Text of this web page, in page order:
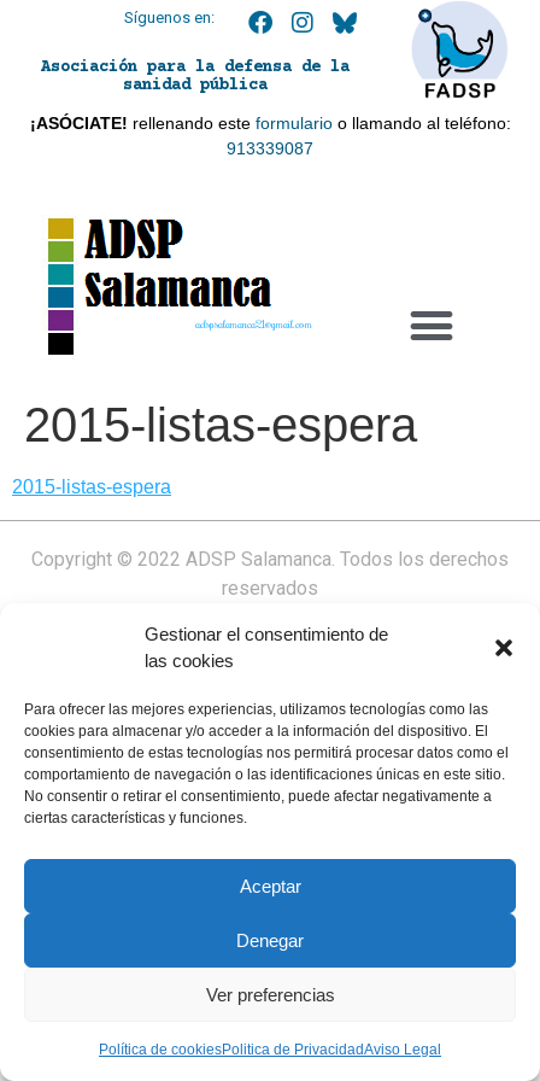
Gestionar el consentimiento de
las cookies
Para ofrecer las mejores experiencias, utilizamos tecnologías como las
cookies para almacenar y/o acceder a la información del dispositivo. El
consentimiento de estas tecnologías nos permitirá procesar datos como el
comportamiento de navegación o las identificaciones únicas en este sitio.
No consentir o retirar el consentimiento, puede afectar negativamente a
ciertas características y funciones.
Aceptar
Denegar
Ver preferencias
Política de cookiesPolitica de PrivacidadAviso Legal
Síguenos en:
Asociación para la defensa de la
sanidad pública
¡ASÓCIATE! rellenando este formularioo llamando al teléfono:
913339087
adspsalamanca21@gmail.com
2015-listas-espera
2015-listas-espera
Copyright © 2022 ADSP Salamanca. Todos los derechos
reservados
–Política de Privacidad–Política de Cookies